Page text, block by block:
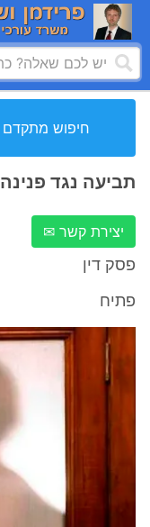
חיפוש מתקדם
תביעה נגד פנינה
יצירת קשר ✉
פסק דין
פתיח